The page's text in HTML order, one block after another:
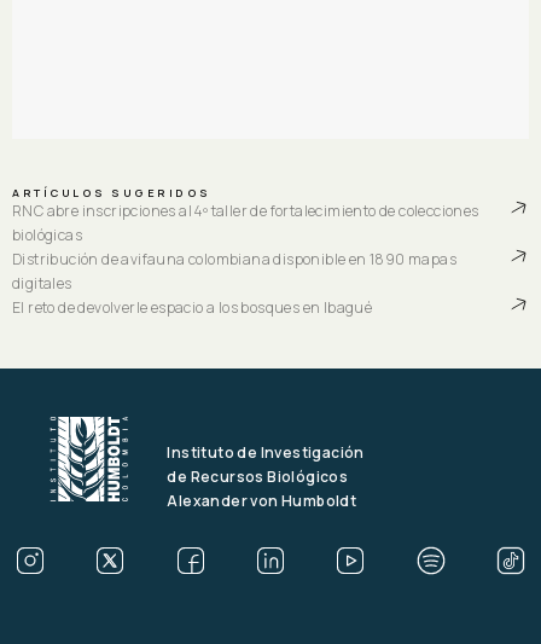
ARTÍCULOS SUGERIDOS
RNC abre inscripciones al 4º taller de fortalecimiento de colecciones
biológicas
Distribución de avifauna colombiana disponible en 1890 mapas
digitales
El reto de devolverle espacio a los bosques en Ibagué
Instituto de Investigación
de Recursos Biológicos
Alexander von Humboldt